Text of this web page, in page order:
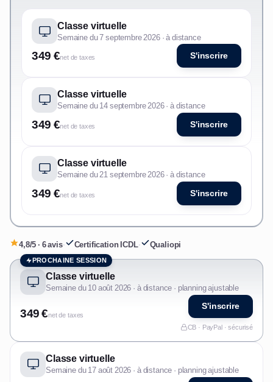
Classe virtuelle
Semaine du 7 septembre 2026 · à distance
349 €net de taxes S'inscrire
Classe virtuelle
Semaine du 14 septembre 2026 · à distance
349 €net de taxes S'inscrire
Classe virtuelle
Semaine du 21 septembre 2026 · à distance
349 €net de taxes S'inscrire
4,8/5 · 6 avis· Certification ICDL· Qualiopi
PROCHAINE SESSION
Classe virtuelle
Semaine du 10 août 2026 · à distance · planning ajustable
349 €net de taxes
S'inscrire
CB · PayPal · sécurisé
Classe virtuelle
Semaine du 17 août 2026 · à distance · planning ajustable